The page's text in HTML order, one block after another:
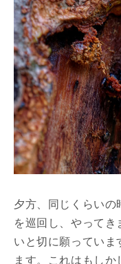
夕方、同じくらいの
を巡回し、やってき
いと切に願っていま
ます。これはもしか